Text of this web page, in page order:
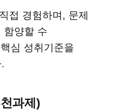
접 경험하며, 문제
함양할 수
심 성취기준을
과제)